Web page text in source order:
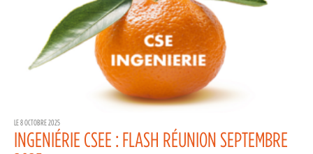
LE 8 OCTOBRE 2025
INGENIÉRIE CSEE : FLASH RÉUNION SEPTEMBRE